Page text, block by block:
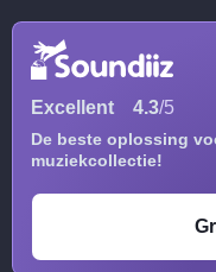
Excellent 4.3/5
De beste oplossing
muziekcollectie!